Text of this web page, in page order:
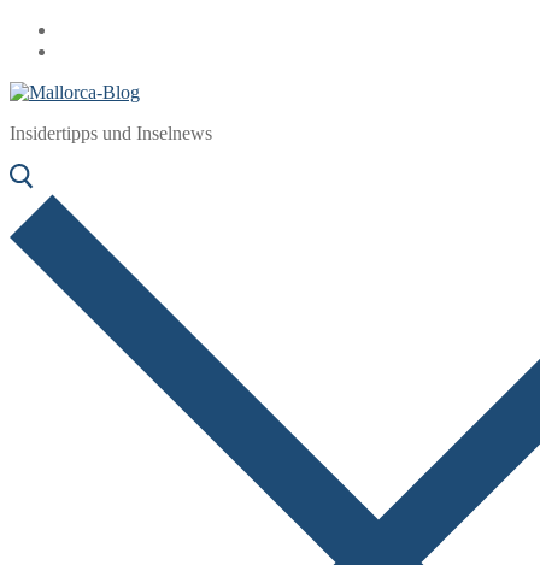
Zum
Inhalt
Menü
Schließen
Insidertipps und Inselnews